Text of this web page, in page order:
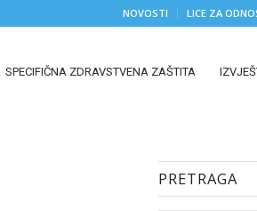
NOVOSTI LICE ZA
SPECIFIČNA ZDRAVSTVENA ZAŠTITA
PRETRAGA